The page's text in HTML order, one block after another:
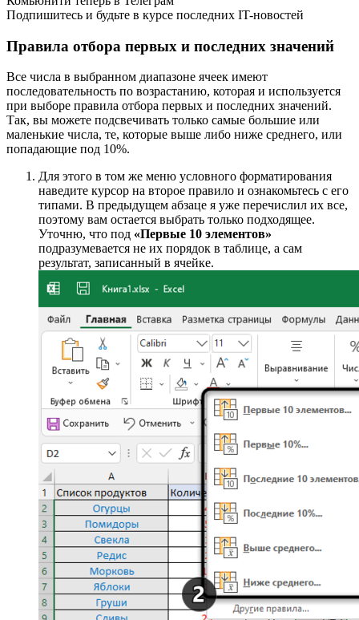
нужно развернуть список с вариантами оформления и